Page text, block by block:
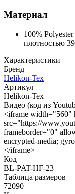
Материал
100%
плотностью
Характеристики
Бренд
Helikon-Tex
Артикул
Helikon-Tex
Видео (код из
<iframe width="560"
src="https://
frameborder="0"
encrypted-media;
</iframe>
Код
BL-PAT-HF-23
Таблица размеров
72090